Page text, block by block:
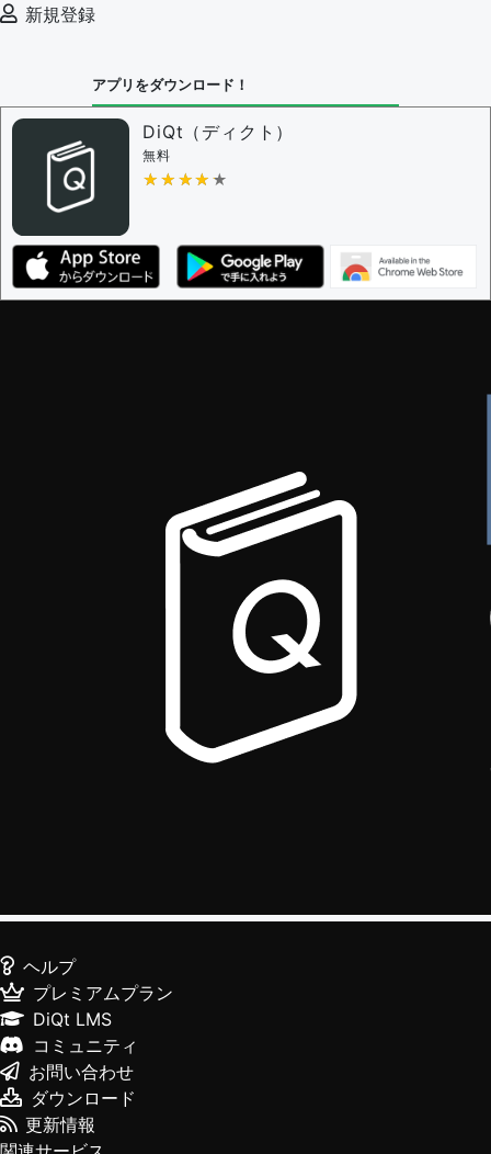
新規登録
アプリをダウンロード！
DiQt（ディクト）
無料
★★★★★
★★★★★
ヘルプ
プレミアムプラン
DiQt LMS
コミュニティ
お問い合わせ
ダウンロード
更新情報